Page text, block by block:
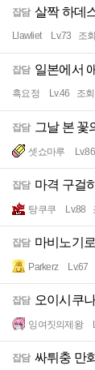
잡담 살짝 하데
Llawliet Lv.73 조
잡담 일본에서
흑요정 Lv.46 조
잡담 그날 본 꽃
셋쇼마루 Lv.86
잡담 마격 구걸
탕쿠쿠 Lv.88
잡담 마비노기
Parkerz Lv.67
잡담 오이시쿠
잉여짓의제왕
잡담 싸튀충 만